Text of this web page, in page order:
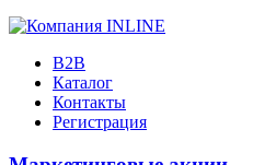
B2B
Каталог
Контакты
Регистрация